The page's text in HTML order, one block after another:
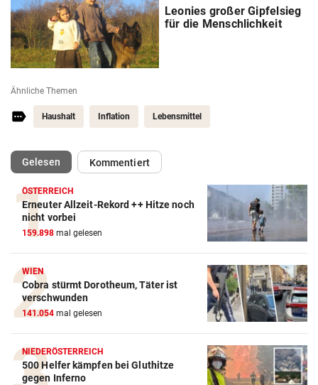
Leonies großer Gipfelsieg
für die Menschlichkeit
Ähnliche Themen
Haushalt Inflation Lebensmittel
Gelesen(ausgewählt)Kommentiert
ÖSTERREICH
Erneuter Allzeit-Rekord ++ Hitze noch
nicht vorbei
159.898 mal gelesen
WIEN
Cobra stürmt Dorotheum, Täter ist
verschwunden
141.054 mal gelesen
NIEDERÖSTERREICH
500 Helfer kämpfen bei Gluthitze
gegen Inferno